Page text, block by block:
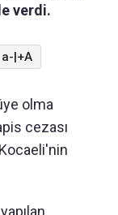
verdi.
a-|+A
olma
cezası